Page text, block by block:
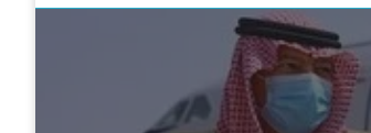
insamachar
आज की ताजा खबर